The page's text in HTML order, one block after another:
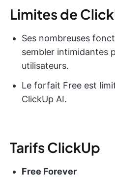
Limites de
Ses nombreuses
sembler intimidantes
utilisateurs.
Le forfait Free est
ClickUp AI.
Tarifs ClickUp
Free Forever